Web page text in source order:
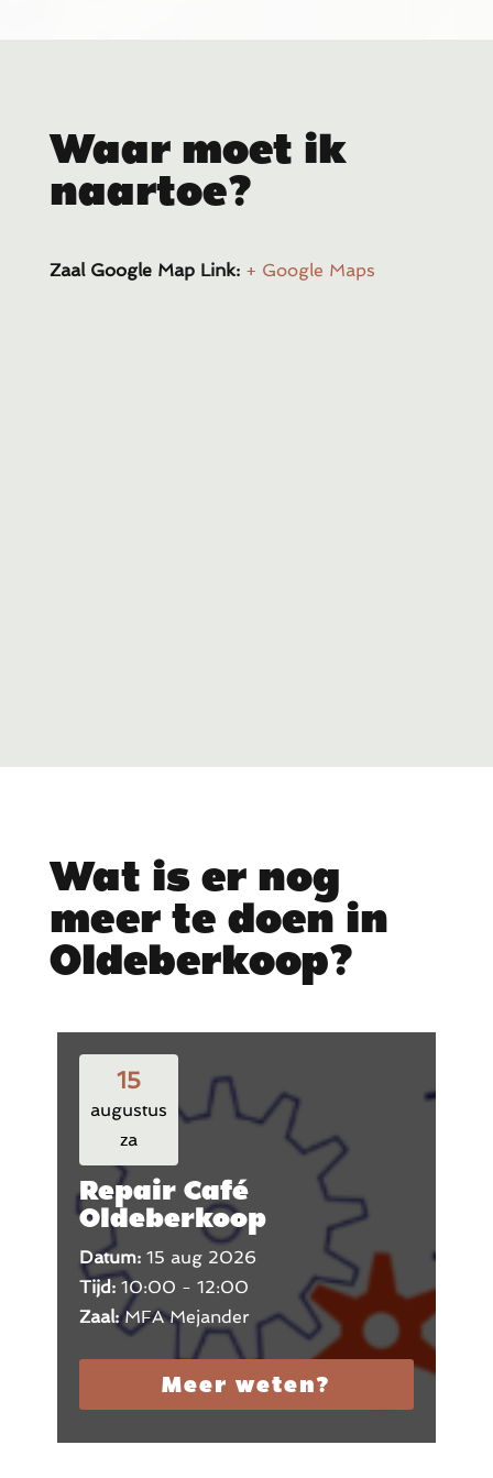
Waar moet ik
naartoe?
Zaal Google Map Link: + Google Maps
Wat is er nog
meer te doen in
Oldeberkoop?
15
augustus
za
Repair Café
Oldeberkoop
Datum: 15 aug 2026
Tijd: 10:00 - 12:00
Zaal:MFA Mejander
Meer weten?